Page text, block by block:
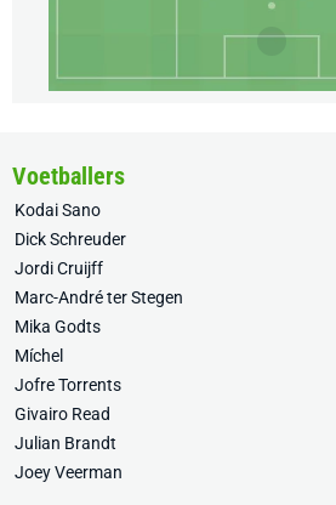
Voetballers
Kodai Sano
Dick Schreuder
Jordi Cruijff
Marc-André ter Stegen
Mika Godts
Míchel
Jofre Torrents
Givairo Read
Julian Brandt
Joey Veerman